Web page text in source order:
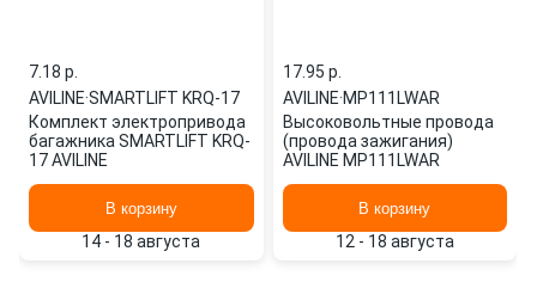
7.18 p.
AVILINE·SMARTLIFT KRQ-17
Комплект электропривода
багажника SMARTLIFT KRQ-
17 AVILINE
В корзину
14 - 18 августа
17.95 p.
AVILINE·MP111LWAR
Высоковольтные провода
(провода зажигания)
AVILINE MP111LWAR
В корзину
12 - 18 августа